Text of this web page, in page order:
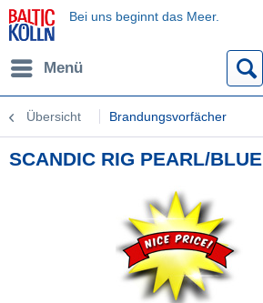
Bei uns beginnt das Meer.
Menü
Übersicht Brandungsvorfächer
SCANDIC RIG PEARL/BLUE